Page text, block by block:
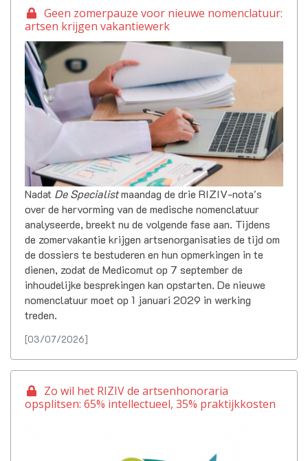
Geen zomerpauze voor nieuwe nomenclatuur:
artsen krijgen vakantiewerk
Nadat De Specialistmaandag de drie RIZIV-nota's
over de hervorming van de medische nomenclatuur
analyseerde, breekt nu de volgende fase aan. Tijdens
de zomervakantie krijgen artsenorganisaties de tijd om
de dossiers te bestuderen en hun opmerkingen in te
dienen, zodat de Medicomut op 7 september de
inhoudelijke besprekingen kan opstarten. De nieuwe
nomenclatuur moet op 1 januari 2029 in werking
treden.
[03/07/2026]
Zo wil het RIZIV de artsenhonoraria
opsplitsen: 65% intellectueel, 35% praktijkkosten